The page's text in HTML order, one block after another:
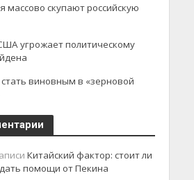
массово скупают российскую
угрожает политическому
виновным в «зерновой
Китайский фактор: стоит ли
помощи от Пекина